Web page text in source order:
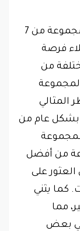
مجموعة FRAGRANCE DISCOVERY هي مجموعة من 7
فرصة
من
المثالي
بشكل عام من
من أفضل
على
كما يثني
مما
بعض